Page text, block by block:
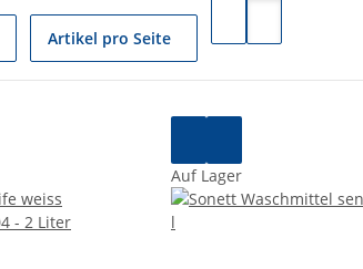
Artikel pro Seite
Auf Lager